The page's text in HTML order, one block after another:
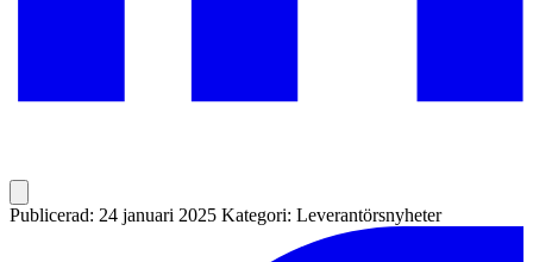
Publicerad: 24 januari 2025 Kategori: Leverantörsnyheter